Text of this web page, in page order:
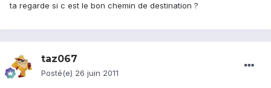
ta regarde si c est le bon chemin de destination ?
taz067
Posté(e) 26 juin 2011